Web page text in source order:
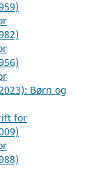
Børn og
for